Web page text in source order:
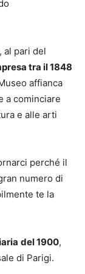
al pari del
tra il 1848
affianca
a cominciare
e alle arti
perché il
numero di
te la
del 1900,
di Parigi.